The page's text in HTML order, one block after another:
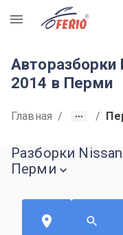
R
Авторазборки
2014 в Перми
Главная / /
Разборки
Перми